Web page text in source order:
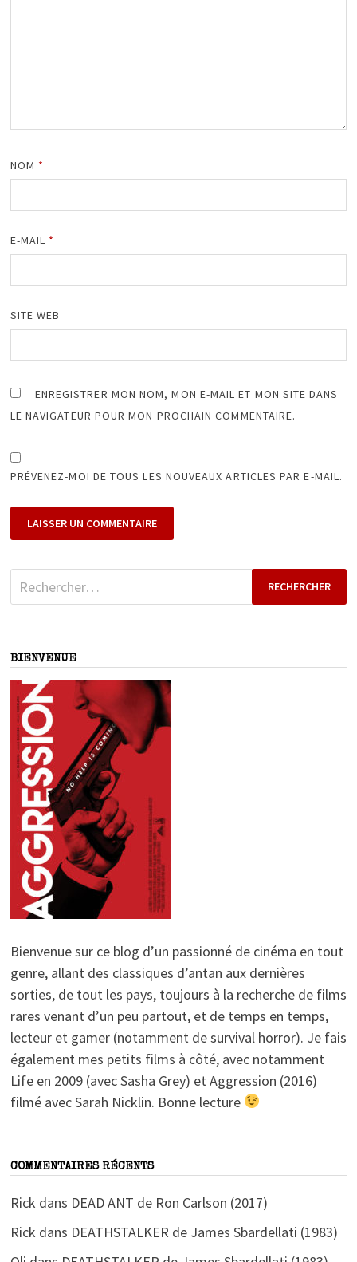
NOM *
E-MAIL *
SITE WEB
ENREGISTRER MON NOM, MON E-MAIL ET MON SITE DANS
LE NAVIGATEUR POUR MON PROCHAIN COMMENTAIRE.
PRÉVENEZ-MOI DE TOUS LES NOUVEAUX ARTICLES PAR E-MAIL.
Rechercher :
BIENVENUE
Bienvenue sur ce blog d’un passionné de cinéma en tout
genre, allant des classiques d’antan aux dernières
sorties, de tout les pays, toujours à la recherche de films
rares venant d’un peu partout, et de temps en temps,
lecteur et gamer (notamment de survival horror). Je fais
également mes petits films à côté, avec notamment
Life en 2009 (avec Sasha Grey) et Aggression (2016)
filmé avec Sarah Nicklin. Bonne lecture
COMMENTAIRES RÉCENTS
Rick dans DEAD ANT de Ron Carlson (2017)
Rick dans DEATHSTALKER de James Sbardellati (1983)